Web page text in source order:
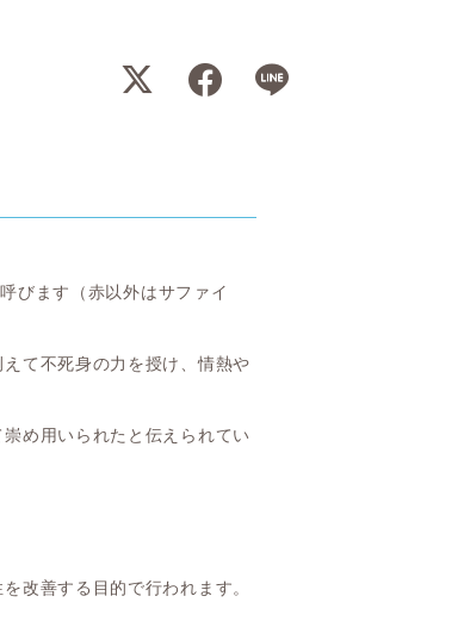
びます（赤以外はサファイ
て不死身の力を授け、情熱や
め用いられたと伝えられてい
改善する目的で行われます。